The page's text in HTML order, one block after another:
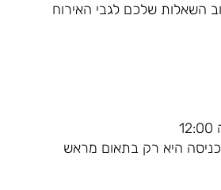
השאלות שלכם לגבי האירוח
היא רק בתאום מראש